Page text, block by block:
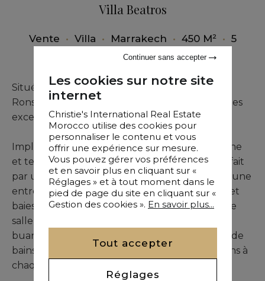
Villa Beatros
Vente • Villa • Marrakech • 450 M² • 5
Chambres
Située dans la Palmeraie, à 5 minutes du Palais
Ronsard, la villa Beatros se distingue par ses vues
exceptionnelles et sa situation unique.
Implantée sur un hectare de terrain avec piscine
et terrasse, à l’abri de tout voisinage, l’accès se fait
par une porte à deux tours. La villa comprend une
entrée, une grande réception avec cheminée et
baies vitrées offrant une vue panoramique, une
salle à manger, une cuisine avec cellier et
buanderie, trois chambres de 30 m² avec salle de
bains et deux suites de 40 m² avec salle de bains à
chaque niveau.
Les cookies sur notre site
internet
Christie's International Real Estate
Morocco utilise des cookies pour
personnaliser le contenu et vous
offrir une expérience sur mesure.
Vous pouvez gérer vos préférences
et en savoir plus en cliquant sur «
Réglages » et à tout moment dans le
pied de page du site en cliquant sur «
Gestion des cookies ». En savoir plus...
Tout accepter
Réglages
Continuer sans accepter